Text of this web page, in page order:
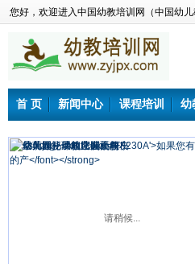
您好，欢迎进入中国幼教培训网（中国幼儿
首 页 新闻中心 课程培训 幼
请稍候...